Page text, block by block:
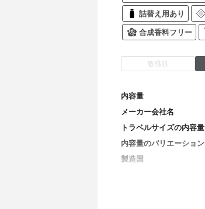
詰替え用あり
合成香料フリー
敏感肌
内容量
メーカー会社名
トラベルサイズの内容量
内容量のバリエーション
製造国